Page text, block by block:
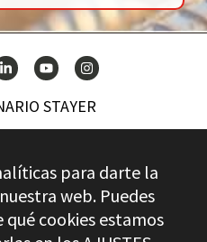
STAYER
para darte la
web. Puedes
cookies estamos